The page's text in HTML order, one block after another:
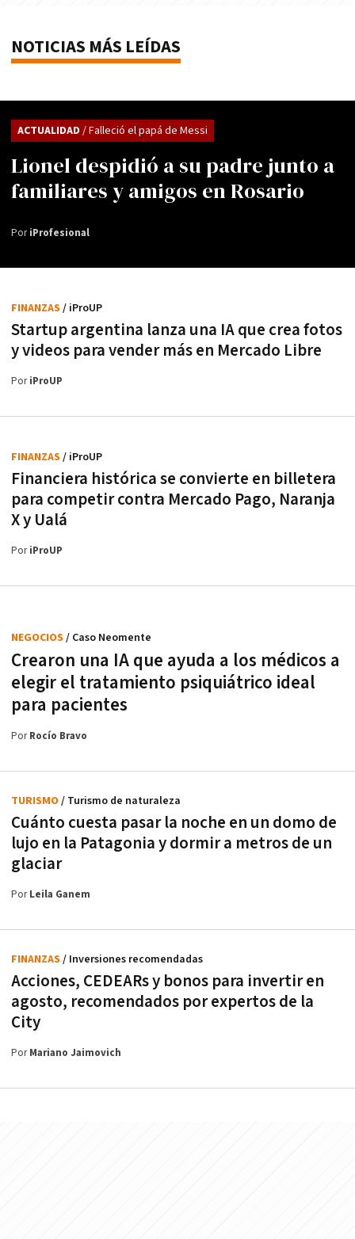
NOTICIAS MÁS LEÍDAS
Lionel despidió a su padre junto a
familiares y amigos en Rosario
ACTUALIDAD / Falleció el papá de Messi
PoriProfesional
Startup argentina lanza una IA que crea fotos
y videos para vender más en Mercado Libre
FINANZAS / iProUP
PoriProUP
Financiera histórica se convierte en billetera
para competir contra Mercado Pago, Naranja
X y Ualá
FINANZAS / iProUP
PoriProUP
Crearon una IA que ayuda a los médicos a
elegir el tratamiento psiquiátrico ideal
para pacientes
NEGOCIOS / Caso Neomente
PorRocío Bravo
Cuánto cuesta pasar la noche en un domo de
lujo en la Patagonia y dormir a metros de un
glaciar
TURISMO / Turismo de naturaleza
PorLeila Ganem
Acciones, CEDEARs y bonos para invertir en
agosto, recomendados por expertos de la
City
FINANZAS / Inversiones recomendadas
PorMariano Jaimovich